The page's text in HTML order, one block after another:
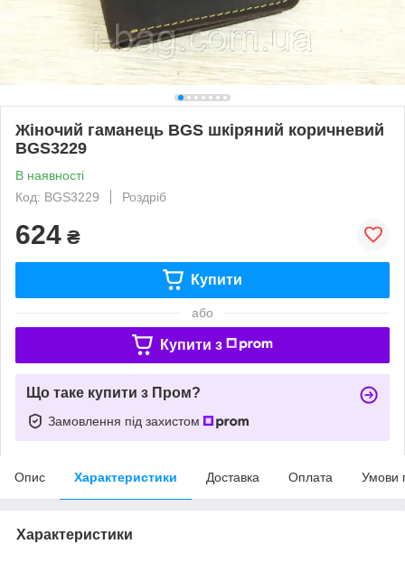
Жіночий гаманець BGS шкіряний коричневий
BGS3229
В наявності
Код: BGS3229
Роздріб
624 ₴
Купити
або
Купити з
Що таке купити з Пром?
Замовлення під захистом
Опис Характеристики Доставка Оплата Умови
Характеристики